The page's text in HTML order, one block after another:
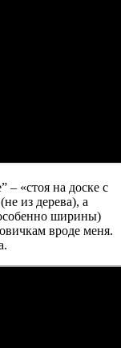
– «стоя на доске с
из дерева), а
ширины)
вроде меня.